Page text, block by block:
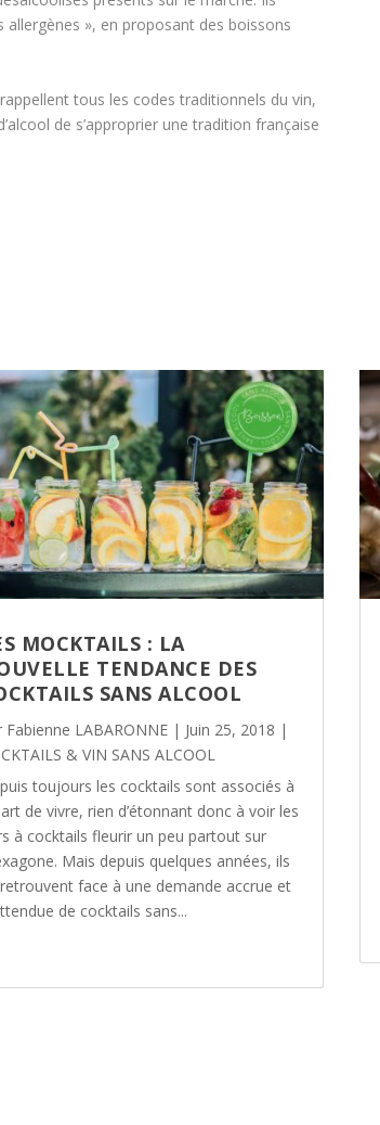
», en proposant des boissons
tous les codes traditionnels du vin,
de s’approprier une tradition française
MOCKTAILS : LA
TENDANCE DES
SANS ALCOOL
Fabienne LABARONNE| Juin 25, 2018 |
& VIN SANS ALCOOL
toujours les cocktails sont associés à
de vivre, rien d’étonnant donc à voir les
à cocktails fleurir un peu partout sur
Mais depuis quelques années, ils
face à une demande accrue et
de cocktails sans...